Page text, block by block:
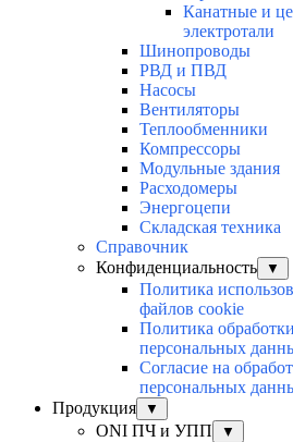
Канатные и
электротали
Шинопроводы
РВД и ПВД
Насосы
Вентиляторы
Теплообменники
Компрессоры
Модульные здания
Расходомеры
Энергоцепи
Складская техника
Справочник
Конфиденциальность
▼
Политика
файлов cookie
Политика обработки
персональных
Согласие на
персональных
Продукция
▼
ONI ПЧ и УПП ▼